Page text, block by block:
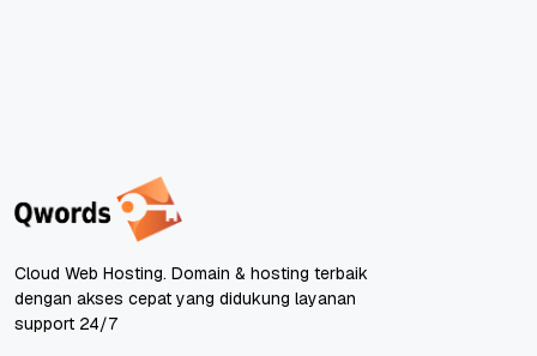
Cloud Web Hosting. Domain & hosting terbaik
dengan akses cepat yang didukung layanan
support 24/7